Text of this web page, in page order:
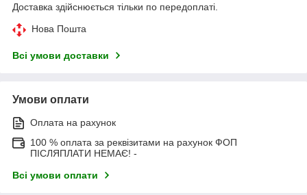
Доставка здійснюється тільки по передоплаті.
Нова Пошта
Всі умови доставки
Умови оплати
Оплата на рахунок
100 % оплата за реквізитами на рахунок ФОП
ПІСЛЯПЛАТИ НЕМАЄ! -
Всі умови оплати